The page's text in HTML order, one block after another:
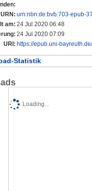
URN: urn:nbn:de:bvb:703-epub-
am: 24 Jul 2020 06:48
24 Jul 2020 07:09
URI: https://epub.uni-
Statistik
Loading...